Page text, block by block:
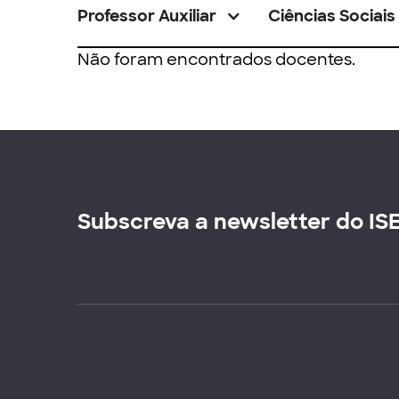
Professor Auxiliar Ciências Sociais
Não foram encontrados docentes.
Subscreva a newsletter do